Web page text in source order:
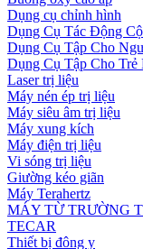
Dụng cụ chỉnh hình
Dụng Cụ Tác Động
Dụng Cụ Tập Cho
Dụng Cụ Tập Cho Trẻ
Laser trị liệu
Máy nén ép trị liệu
Máy siêu âm trị liệu
Máy xung kích
Máy điện trị liệu
Vi sóng trị liệu
Giường kéo giãn
Máy Terahertz
MÁY TỪ TRƯỜNG
TECAR
Thiết bị đông y